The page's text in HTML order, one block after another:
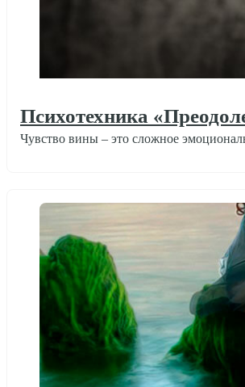
Психотехника
Чувство вины – это сложное